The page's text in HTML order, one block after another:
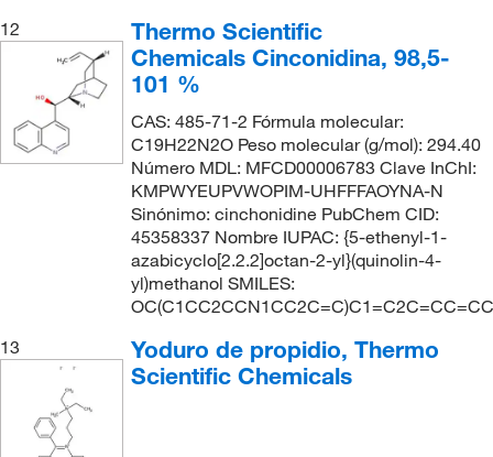
12
Thermo Scientific
Chemicals Cinconidina, 98,5-
101 %
CAS: 485-71-2 Fórmula molecular:
C19H22N2O Peso molecular (g/mol): 294.40
Número MDL: MFCD00006783 Clave InChI:
KMPWYEUPVWOPIM-UHFFFAOYNA-N
Sinónimo: cinchonidine PubChem CID:
45358337 Nombre IUPAC: {5-ethenyl-1-
azabicyclo[2.2.2]octan-2-yl}(quinolin-4-
yl)methanol SMILES:
13
Yoduro de propidio, Thermo
Scientific Chemicals